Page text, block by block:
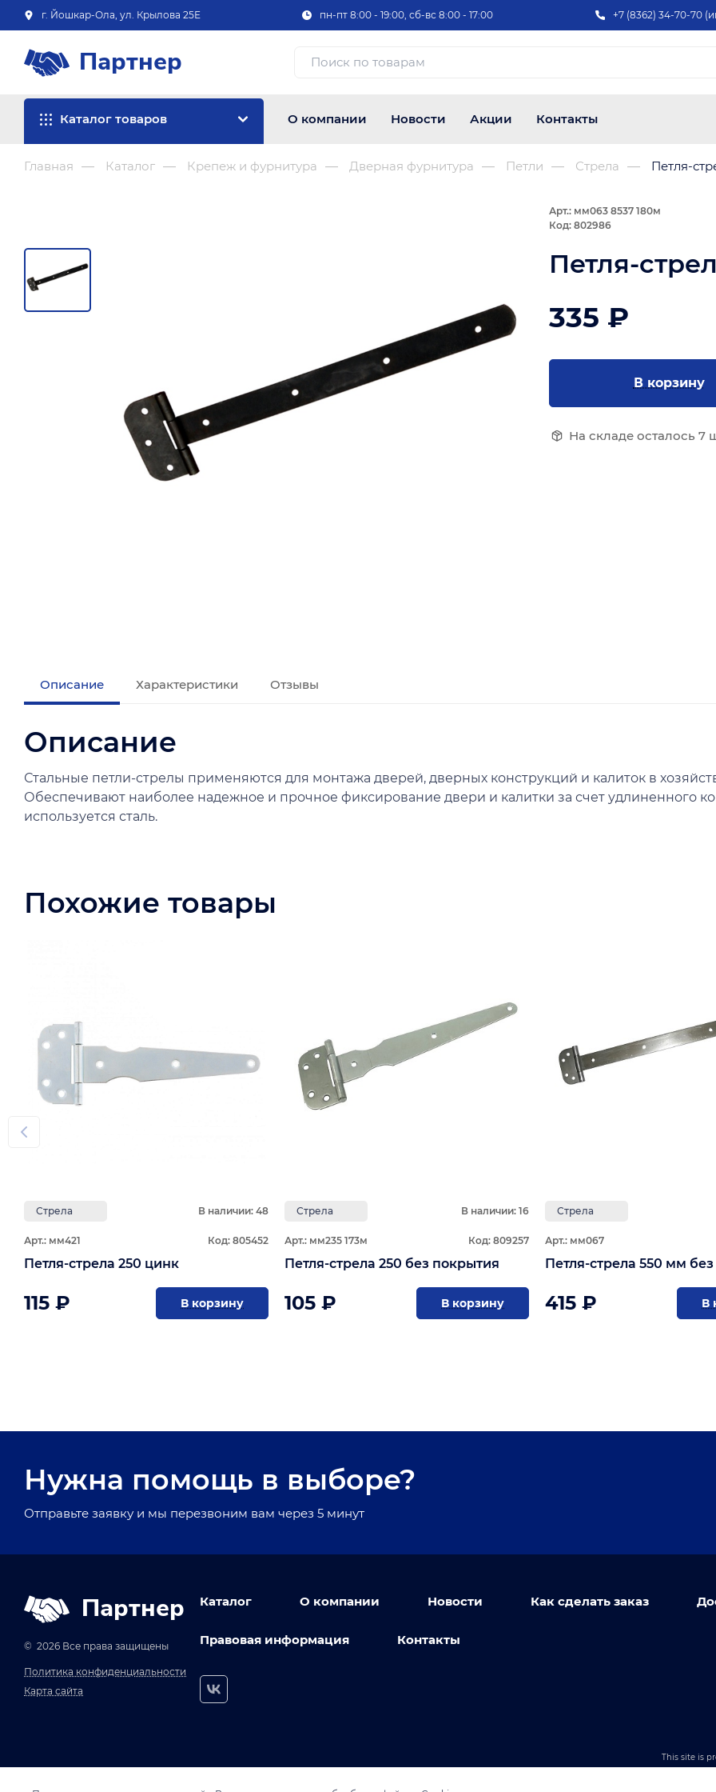
г. Йошкар-Ола, ул. Крылова 25Е пн-пт 8:00 - 19:00, сб-вс 8:00 - 17:00 +7 (8362) 34-70-70
Партнер
Каталог товаров О компании Новости Акции Контакты
Главная Каталог Крепеж и фурнитура Дверная фурнитура Петли Стрела Петля-
Арт.: мм063 8537 180м
Код: 802986
Петля-
335 ₽
В корзину
На складе осталось 7
Описание Характеристики Отзывы
Описание
Стальные петли-стрелы применяются для монтажа дверей, дверных конструкций и калиток в
Обеспечивают наиболее надежное и прочное фиксирование двери и калитки за счет удлиненного
используется сталь.
Похожие товары
Стрела В наличии: 48
Арт.: мм421 Код: 805452
Петля-стрела 250 цинк
115 ₽ В корзину
Стрела В наличии: 16
Арт.: мм235 173м Код: 809257
Петля-стрела 250 без покрытия
105 ₽ В корзину
Стрела
Арт.: мм067
Петля-стрела
415 ₽ В
Нужна помощь в выборе?
Отправьте заявку и мы перезвоним вам через 5 минут
Партнер
© 2026 Все права защищены
Политика конфиденциальности
Карта сайта
Каталог О компании Новости Как сделать заказ
Правовая информация Контакты
This site is